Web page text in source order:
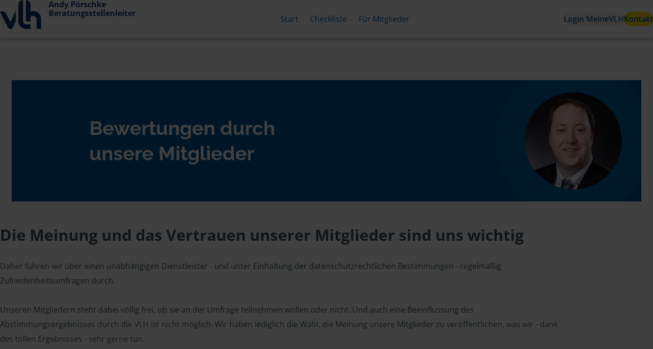
Andy Pörschke
Beratungsstellenleiter
Start Checkliste Für Mitglieder Login MeineVLHKontakt
Bewertungen durch
unsere Mitglieder
Die Meinung und das Vertrauen unserer Mitglieder sind uns wichtig
Daher führen wir über einen unabhängigen Dienstleister - und unter Einhaltung der datenschutzrechtlichen Bestimmungen - regelmäßig
Zufriedenheitsumfragen durch.
Unseren Mitgliedern steht dabei völlig frei, ob sie an der Umfrage teilnehmen wollen oder nicht. Und auch eine Beeinflussung des
Abstimmungsergebnisses durch die VLH ist nicht möglich. Wir haben lediglich die Wahl, die Meinung unsere Mitglieder zu veröffentlichen, was wir - dank
des tollen Ergebnisses - sehr gerne tun.